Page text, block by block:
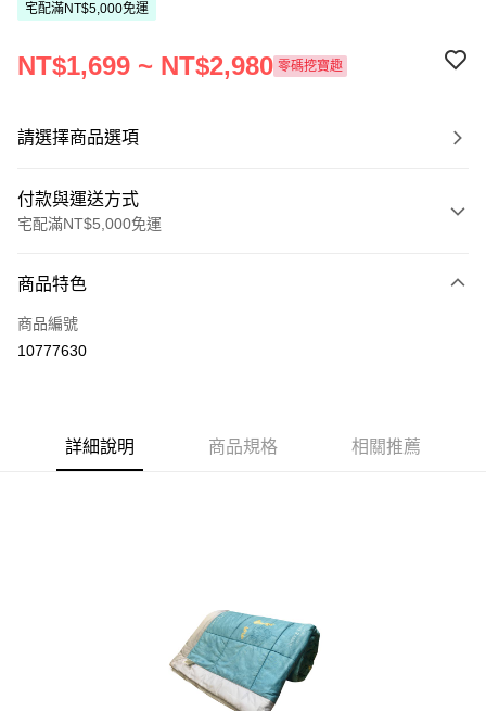
宅配滿NT$5,000免運
NT$1,699 ~ NT$2,980 零碼挖寶趣
請選擇商品選項
付款與運送方式
宅配滿NT$5,000免運
信用卡一次付款
ATM付款
每筆NT$100，滿NT$5,000(含以上)免運費
商品特色
商品編號
10777630
詳細說明 商品規格 相關推薦